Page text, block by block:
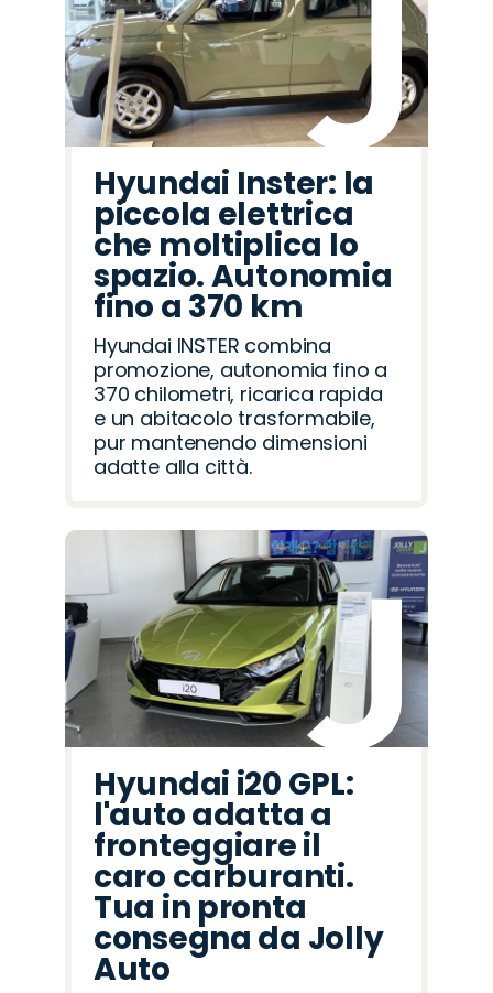
Hyundai Inster: la
piccola elettrica
che moltiplica lo
spazio. Autonomia
fino a 370 km
Hyundai INSTER combina
promozione, autonomia fino a
370 chilometri, ricarica rapida
e un abitacolo trasformabile,
pur mantenendo dimensioni
adatte alla città.
Hyundai i20 GPL:
l'auto adatta a
fronteggiare il
caro carburanti.
Tua in pronta
consegna da Jolly
Auto